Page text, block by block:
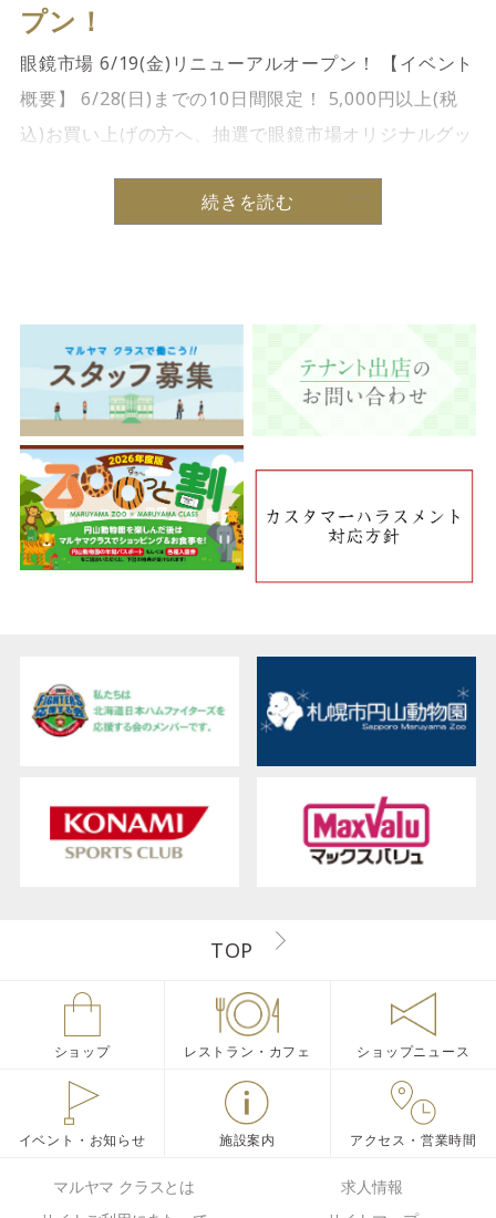
プン！
眼鏡市場 6/19(金)リニューアルオープン！ 【イベント
概要】 6/28(日)までの10日間限定！ 5,000円以上(税
込)お買い上げの方へ、抽選で眼鏡市場オリジナルグッ
続きを読む
TOP
ショップ レストラン・カフェ ショップニュース
イベント・お知らせ 施設案内 アクセス・営業時間
マルヤマ クラスとは
求人情報